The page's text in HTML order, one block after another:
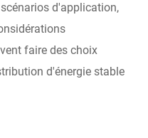
d'application,
faire des choix
d'énergie stable